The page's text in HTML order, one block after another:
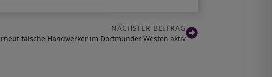
NÄCHSTER BEITRAG
falsche Handwerker im Dortmunder Westen aktiv